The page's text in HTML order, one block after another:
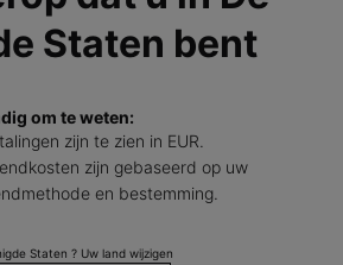
Staten bent
om te weten:
zijn te zien in EUR.
zijn gebaseerd op uw
en bestemming.
Staten ? Uw land wijzigen